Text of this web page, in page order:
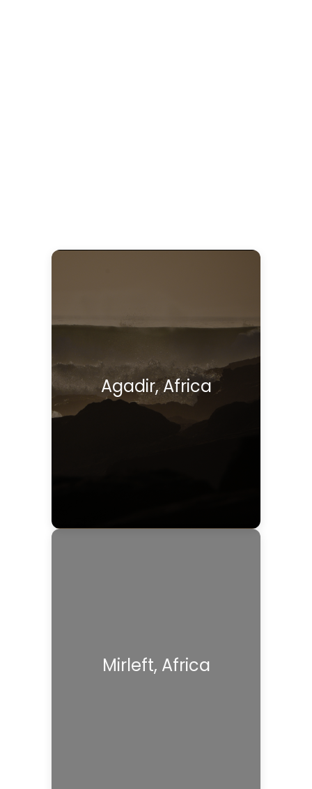
Agadir, Africa
Mirleft, Africa